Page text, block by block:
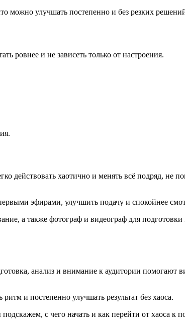
можно улучшать постепенно и без резких
ровнее и не зависеть только от настроения.
действовать хаотично и менять всё подряд, не
эфирами, улучшить подачу и спокойнее
а также фотограф и видеограф для
анализ и внимание к аудитории помогают
и постепенно улучшать результат без хаоса.
с чего начать и как перейти от хаоса к